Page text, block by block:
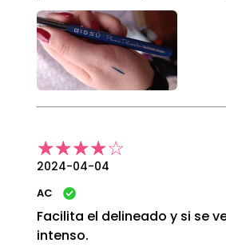
2024-04-04
AC
Facilita el delineado y si se
intenso.